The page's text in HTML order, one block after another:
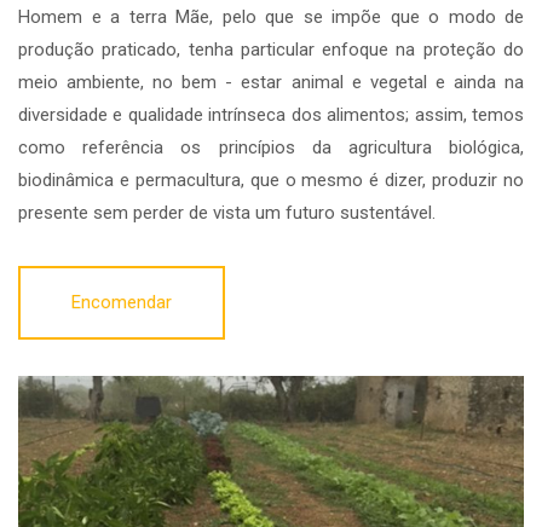
Homem e a terra Mãe, pelo que se impõe que o modo de
produção praticado, tenha particular enfoque na proteção do
meio ambiente, no bem - estar animal e vegetal e ainda na
diversidade e qualidade intrínseca dos alimentos; assim, temos
como referência os princípios da agricultura biológica,
biodinâmica e permacultura, que o mesmo é dizer, produzir no
presente sem perder de vista um futuro sustentável.
Encomendar